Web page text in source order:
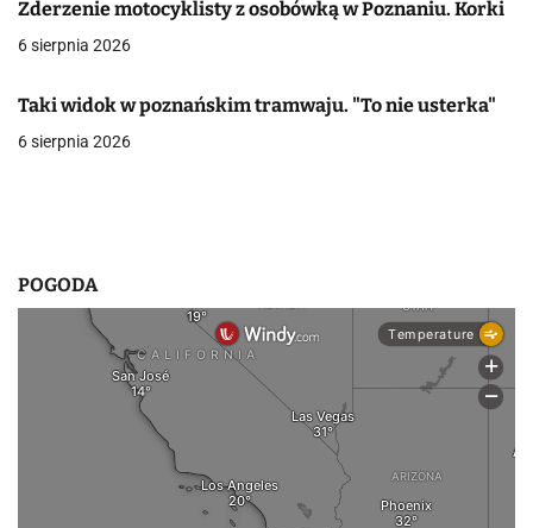
p
s
Zderzenie motocyklisty z osobówką w Poznaniu. Korki
6 sierpnia 2026
Taki widok w poznańskim tramwaju. "To nie usterka"
6 sierpnia 2026
POGODA